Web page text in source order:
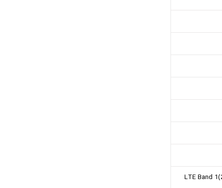
LTE Band